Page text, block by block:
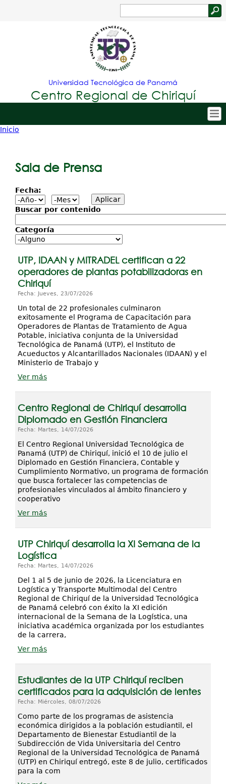
Jump to navigation
de
búsqueda
Universidad Tecnológica de Panamá
Centro Regional de Chiriquí
Tropical
Principal
Admisión
Estudiantes
Investigación
Servicios
está
Inicio
Sala de Prensa
Fecha:
Buscar por contenido
Categoría
UTP, IDAAN y MITRADEL certifican a 22
operadores de plantas potabilizadoras en
Chiriquí
Fecha: Jueves, 23/07/2026
Un total de 22 profesionales culminaron
exitosamente el Programa de Capacitación para
Operadores de Plantas de Tratamiento de Agua
Potable, iniciativa conjunta de la Universidad
Tecnológica de Panamá (UTP), el Instituto de
Acueductos y Alcantarillados Nacionales (IDAAN) y el
Ministerio de Trabajo y
Ver más
Centro Regional de Chiriquí desarrolla
Diplomado en Gestión Financiera
Fecha: Martes, 14/07/2026
El Centro Regional Universidad Tecnológica de
Panamá (UTP) de Chiriquí, inició el 10 de julio el
Diplomado en Gestión Financiera, Contable y
Cumplimiento Normativo, un programa de formación
que busca fortalecer las competencias de
profesionales vinculados al ámbito financiero y
cooperativo
Ver más
UTP Chiriquí desarrolla la XI Semana de la
Logística
Fecha: Martes, 14/07/2026
Del 1 al 5 de junio de 2026, la Licenciatura en
Logística y Transporte Multimodal del Centro
Regional de Chiriquí de la Universidad Tecnológica
de Panamá celebró con éxito la XI edición
internacional de la Semana de la Logística, una
iniciativa académica organizada por los estudiantes
de la carrera,
Ver más
Estudiantes de la UTP Chiriquí reciben
certificados para la adquisición de lentes
Fecha: Miércoles, 08/07/2026
Como parte de los programas de asistencia
económica dirigidos a la población estudiantil, el
Departamento de Bienestar Estudiantil de la
Subdirección de Vida Universitaria del Centro
Regional de la Universidad Tecnológica de Panamá
(UTP) en Chiriquí entregó, este 8 de julio, certificados
para la com